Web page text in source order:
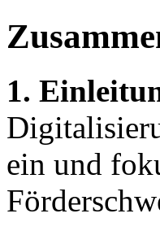
1.
ein und